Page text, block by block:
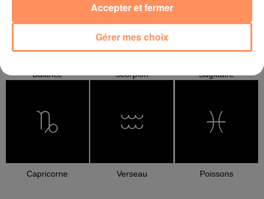
Balance Scorpion Sagittaire
Capricorne Verseau Poissons
Gérer mes choix
Accepter et fermer